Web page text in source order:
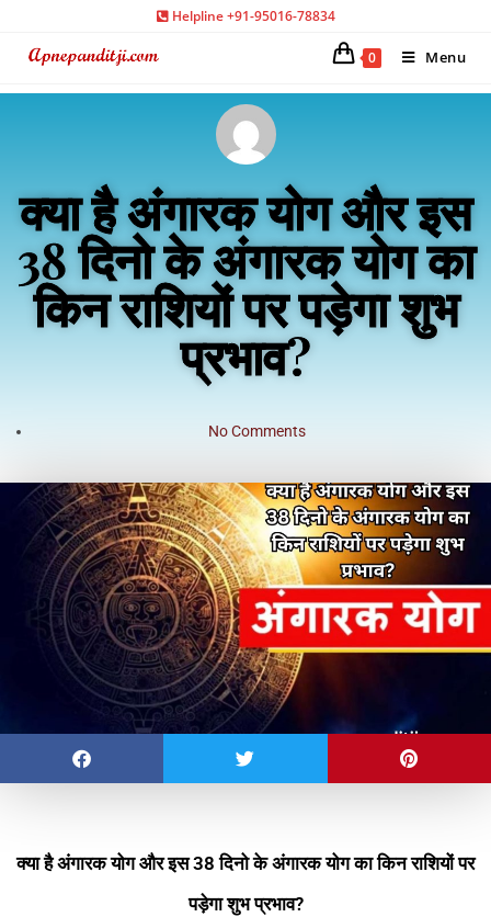
Helpline +91-95016-78834
0 Menu
क्या है अंगारक योग और इस
38 दिनो के अंगारक योग का
किन राशियों पर पड़ेगा शुभ
प्रभाव?
No Comments
क्या है अंगारक योग और इस 38 दिनो के अंगारक योग का किन राशियों पर
पड़ेगा शुभ प्रभाव?